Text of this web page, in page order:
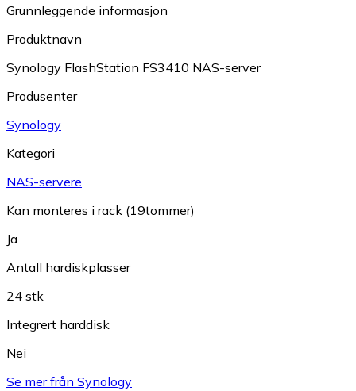
Grunnleggende informasjon
Produktnavn
Synology FlashStation FS3410 NAS-server
Produsenter
Synology
Kategori
NAS-servere
Kan monteres i rack (19tommer)
Ja
Antall hardiskplasser
24 stk
Integrert harddisk
Nei
Se mer från Synology